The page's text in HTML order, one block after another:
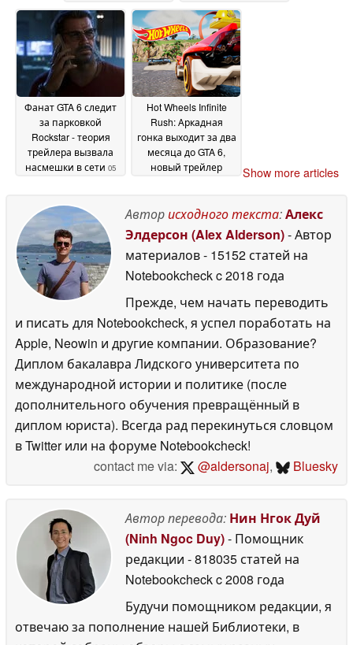
Фанат GTA 6 следит
за парковкой
Rockstar - теория
трейлера вызвала
насмешки в сети 05
Hot Wheels Infinite
Rush: Аркадная
гонка выходит за два
месяца до GTA 6,
новый трейлер
Show more articles
Авторисходного текста:Алекс
Элдерсон (Alex Alderson)- Автор
материалов- 15152 статей на
Notebookcheckc 2018 года
Прежде, чем начать переводить
и писать для Notebookcheck, я успел поработать на
Apple, Neowin и другие компании. Образование?
Диплом бакалавра Лидского университета по
международной истории и политике (после
дополнительного обучения превращённый в
диплом юриста). Всегда рад перекинуться словцом
в Twitter или на форуме Notebookcheck!
contact me via:
@aldersonaj, Bluesky
Автор перевода: Нин Нгок Дуй
(Ninh Ngoc Duy)- Помощник
редакции - 818035 статей на
Notebookcheckc 2008 года
Будучи помощником редакции, я
отвечаю за пополнение нашей Библиотеки, в